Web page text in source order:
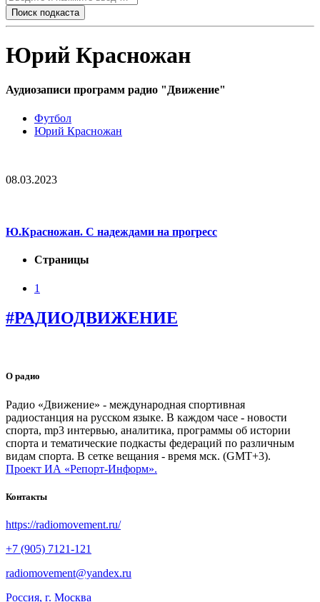
Юрий Красножан
Аудиозаписи программ радио "Движение"
Футбол
Юрий Красножан
08.03.2023
Ю.Красножан. С надеждами на прогресс
Страницы
1
#РАДИОДВИЖЕНИЕ
О радио
Радио «Движение» - международная спортивная
радиостанция на русском языке. В каждом часе - новости
спорта, mp3 интервью, аналитика, программы об истории
спорта и тематические подкасты федераций по различным
видам спорта. В сетке вещания - время мск. (GMT+3).
Проект ИА «Репорт-Информ».
Контакты
https://radiomovement.ru/
+7 (905) 7121-121
radiomovement@yandex.ru
Россия, г. Москва